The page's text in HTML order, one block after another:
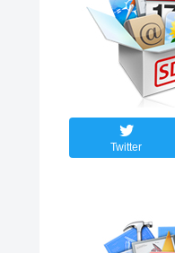
Twitter